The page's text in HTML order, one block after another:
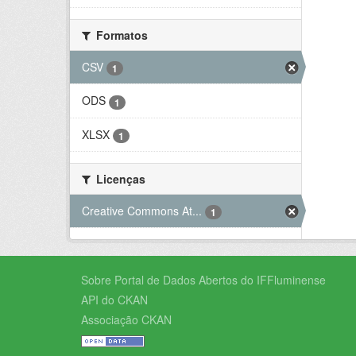
Formatos
CSV
1
ODS 1
XLSX 1
Licenças
Creative Commons At...
1
Sobre Portal de Dados Abertos do IFFluminense
API do CKAN
Associação CKAN